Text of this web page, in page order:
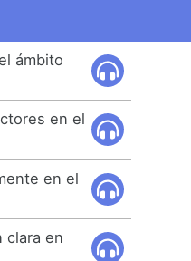
ámbito
en el
en el
clara en